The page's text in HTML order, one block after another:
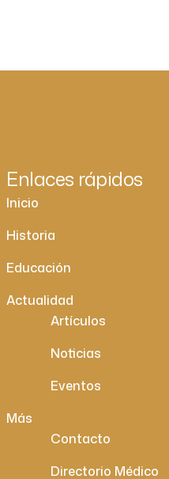
Enlaces rápidos
Inicio
Historia
Educación
Actualidad
Artículos
Noticias
Eventos
Más
Contacto
Directorio Médico